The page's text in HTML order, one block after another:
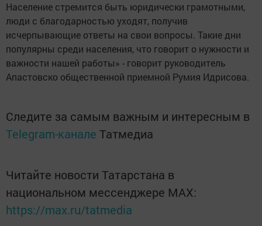
Население стремится быть юридически грамотными,
люди с благодарностью уходят, получив
исчерпывающие ответы на свои вопросы. Такие дни
популярны среди населения, что говорит о нужности и
важности нашей работы» - говорит руководитель
Апастовско общественной приемной Румия Идрисова.
Следите за самым важным и интересным в
Telegram-канале Татмедиа
Читайте новости Татарстана в
национальном мессенджере MАХ:
https://max.ru/tatmedia